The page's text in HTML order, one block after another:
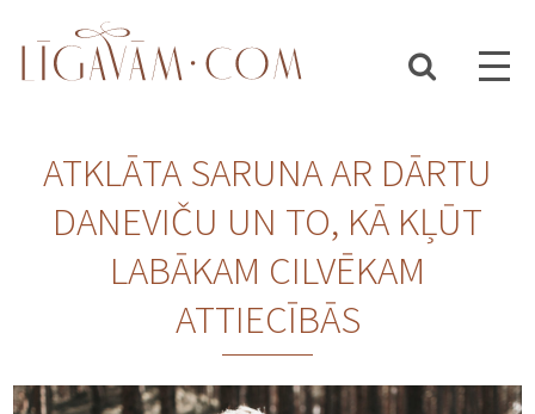
ATKLĀTA SARUNA AR DĀRTU
DANEVIČU UN TO, KĀ KĻŪT
LABĀKAM CILVĒKAM
ATTIECĪBĀS